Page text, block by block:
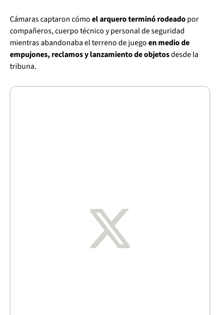
Cámaras captaron cómoel arquero terminó rodeadopor
compañeros, cuerpo técnico y personal de seguridad
mientras abandonaba el terreno de juegoen medio de
empujones, reclamos y lanzamiento de objetosdesde la
tribuna.